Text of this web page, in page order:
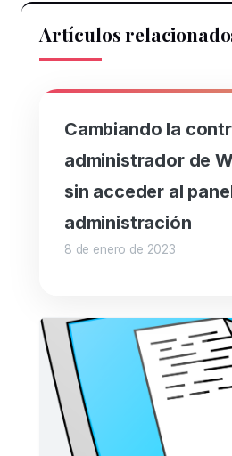
Artículos
Cambiando la
administrador de
sin acceder al
administración
8 de enero de 2023